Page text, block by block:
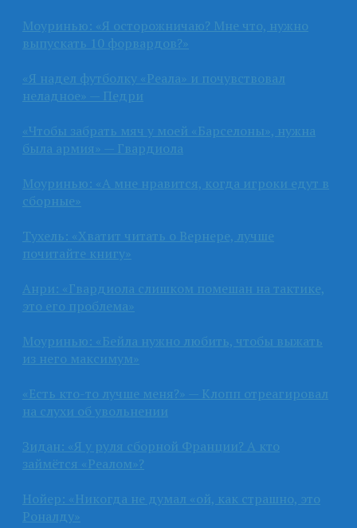
Моуринью: «Я осторожничаю? Мне что, нужно
выпускать 10 форвардов?»
«Я надел футболку «Реала» и почувствовал
неладное» — Педри
«Чтобы забрать мяч у моей «Барселоны», нужна
была армия» — Гвардиола
Моуринью: «А мне нравится, когда игроки едут в
сборные»
Тухель: «Хватит читать о Вернере, лучше
почитайте книгу»
Анри: «Гвардиола слишком помешан на тактике,
это его проблема»
Моуринью: «Бейла нужно любить, чтобы выжать
из него максимум»
«Есть кто-то лучше меня?» — Клопп отреагировал
на слухи об увольнении
Зидан: «Я у руля сборной Франции? А кто
займётся «Реалом»?
Нойер: «Никогда не думал «ой, как страшно, это
Роналду»